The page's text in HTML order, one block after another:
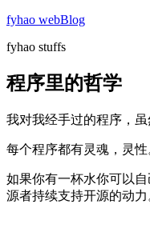
Skip
content
fyhao webBlog
fyhao stuffs
程序里的哲学
我对我经手过的程序，
每个程序都有灵魂，灵
如果你有一杯水你可以
源者持续支持开源的动力